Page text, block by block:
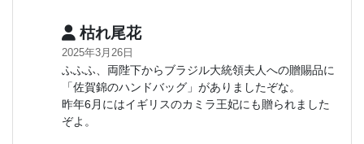
枯れ尾花
2025年3月26日
ふふふ、両陛下からブラジル大統領夫人への贈賜品に
「佐賀錦のハンドバッグ」がありましたぞな。
昨年6月にはイギリスのカミラ王妃にも贈られました
ぞよ。